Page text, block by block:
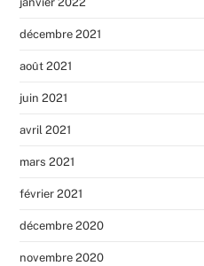
décembre 2021
août 2021
juin 2021
avril 2021
mars 2021
février 2021
décembre 2020
novembre 2020